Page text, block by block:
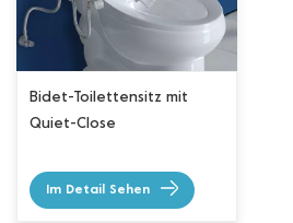
Bidet-Toilettensitz mit
Quiet-Close
Im Detail Sehen